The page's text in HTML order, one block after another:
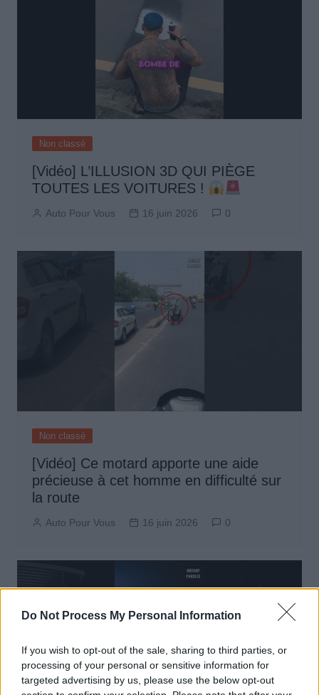
Do Not Process My Personal Information
If you wish to opt-out of the sale, sharing to third parties, or
processing of your personal or sensitive information for
targeted advertising by us, please use the below opt-out
Non classé
[Vidéo] L’ILLUSION 3D QUI PIÈGE
TOUTES LES VOITURES !
Auto Pour Vous 16 juin 2026 0
Non classé
[Vidéo] Ce motard apporte une aide
précieuse à cet homme en difficulté sur
la route
Auto Pour Vous 16 juin 2026 0